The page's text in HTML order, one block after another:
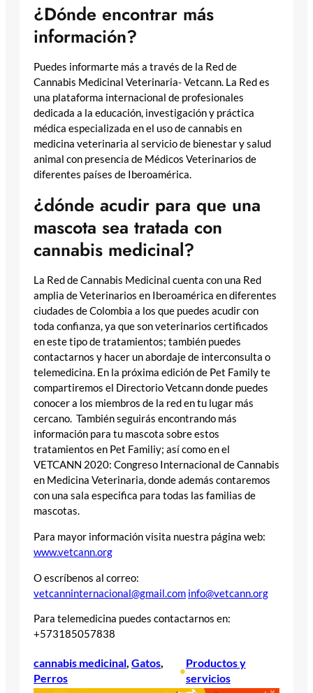
¿Dónde encontrar más
información?
Puedes informarte más a través de la Red de
Cannabis Medicinal Veterinaria- Vetcann. La Red es
una plataforma internacional de profesionales
dedicada a la educación, investigación y práctica
médica especializada en el uso de cannabis en
medicina veterinaria al servicio de bienestar y salud
animal con presencia de Médicos Veterinarios de
diferentes países de Iberoamérica.
¿dónde acudir para que una
mascota sea tratada con
cannabis medicinal?
La Red de Cannabis Medicinal cuenta con una Red
amplia de Veterinarios en Iberoamérica en diferentes
ciudades de Colombia a los que puedes acudir con
toda confianza, ya que son veterinarios certificados
en este tipo de tratamientos; también puedes
contactarnos y hacer un abordaje de interconsulta o
telemedicina. En la próxima edición de Pet Family te
compartiremos el Directorio Vetcann donde puedes
conocer a los miembros de la red en tu lugar más
cercano. También seguirás encontrando más
información para tu mascota sobre estos
tratamientos en Pet Familiy; así como en el
VETCANN 2020: Congreso Internacional de Cannabis
en Medicina Veterinaria, donde además contaremos
con una sala especifica para todas las familias de
mascotas.
Para mayor información visita nuestra página web:
www.vetcann.org
O escríbenos al correo:
vetcanninternacional@gmail.com info@vetcann.org
Para telemedicina puedes contactarnos en:
+573185057838
cannabis medicinal Gatos
Perros
•
Productos y
servicios